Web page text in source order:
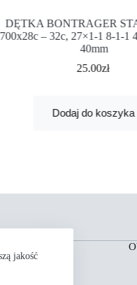
jakość
DĘTKA BONTRAGER
700x28c – 32c, 27×1-1 8-1-1
40mm
25.00zł
Dodaj do koszyka